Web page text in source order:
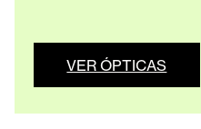
VER ÓPTICAS